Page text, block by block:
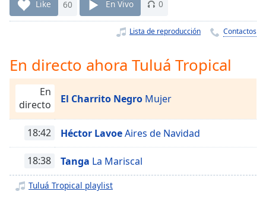
currently
behind
liveLIVE
Playback
Rate
Chapters
Chapters
Descriptions
Like 60 En Vivo 0
Lista de reproducción Contactos
En directo ahora Tuluá Tropical
En
directo
El Charrito Negro Mujer
18:42 Héctor LavoeAires de Navidad
18:38 Tanga La Mariscal
Tuluá Tropical playlist